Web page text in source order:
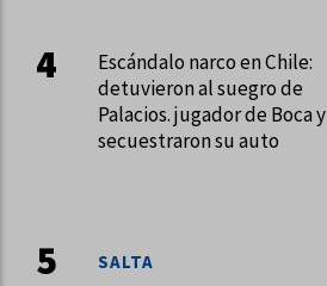
Escándalo narco en Chile:
detuvieron al suegro de
Palacios. jugador de Boca y
secuestraron su auto
SALTA